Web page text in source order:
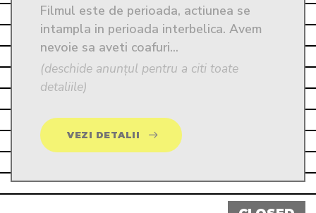
Filmul este de perioada, actiunea se
intampla in perioada interbelica. Avem
nevoie sa aveti coafuri...
(deschide anunțul pentru a citi toate
detaliile)
VEZI DETALII